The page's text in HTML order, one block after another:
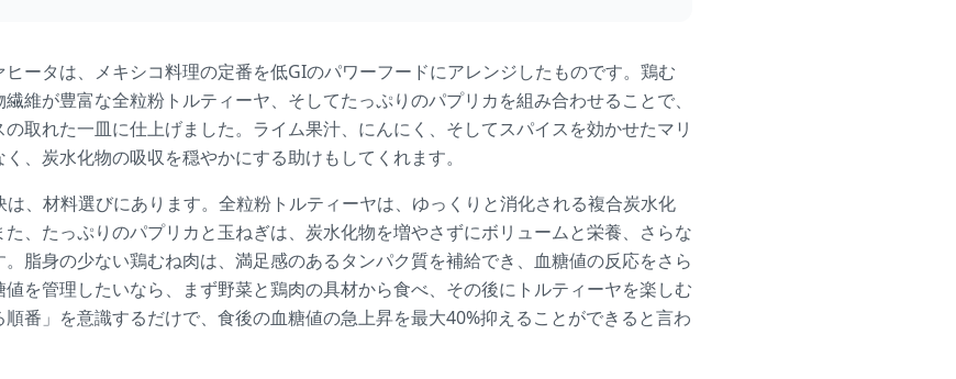
ータは、メキシコ料理の定番を低GIのパワーフードにアレンジしたものです。鶏む
維が豊富な全粒粉トルティーヤ、そしてたっぷりのパプリカを組み合わせることで、
取れた一皿に仕上げました。ライム果汁、にんにく、そしてスパイスを効かせたマリ
、炭水化物の吸収を穏やかにする助けもしてくれます。
、材料選びにあります。全粒粉トルティーヤは、ゆっくりと消化される複合炭水化
、たっぷりのパプリカと玉ねぎは、炭水化物を増やさずにボリュームと栄養、さらな
脂身の少ない鶏むね肉は、満足感のあるタンパク質を補給でき、血糖値の反応をさら
を管理したいなら、まず野菜と鶏肉の具材から食べ、その後にトルティーヤを楽しむ
番」を意識するだけで、食後の血糖値の急上昇を最大40%抑えることができると言わ